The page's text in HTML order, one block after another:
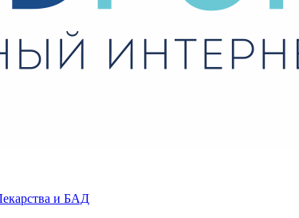
и БАД